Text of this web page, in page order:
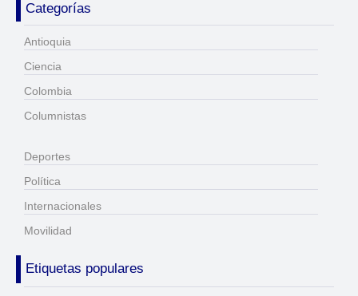
Categorías
Antioquia
Ciencia
Colombia
Columnistas
Deportes
Política
Internacionales
Movilidad
Etiquetas populares